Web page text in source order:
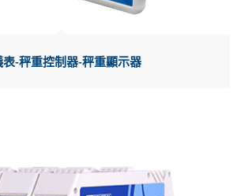
-秤重控制器-秤重顯示器